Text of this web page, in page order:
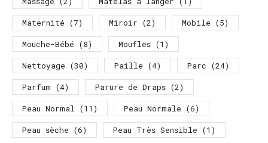
Maternité (7) Miroir (2) Mobile (5)
Mouche-Bébé (8) Moufles (1)
Nettoyage (30) Paille (4) Parc (24)
Parfum (4) Parure de Draps (2)
Peau Normal (11) Peau Normale (6)
Peau sèche (6) Peau Très Sensible (1)